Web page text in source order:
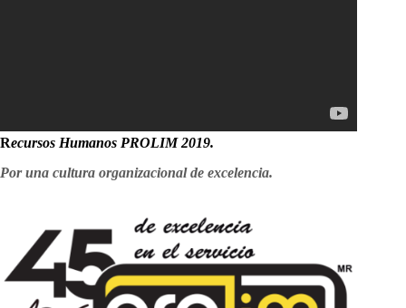
Recursos Humanos PROLIM 2019.
Por una cultura organizacional de excelencia.